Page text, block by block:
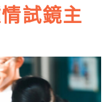
試鏡主